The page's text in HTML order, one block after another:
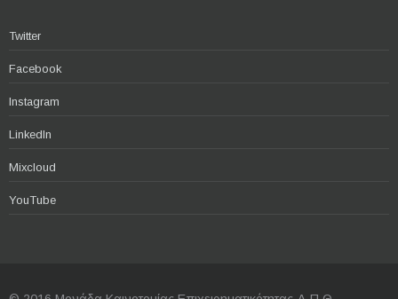
Twitter
Facebook
Instagram
LinkedIn
Mixcloud
YouTube